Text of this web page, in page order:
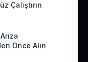
Çalıştırın
Önce Alın